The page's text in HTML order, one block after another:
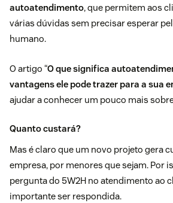
autoatendimento, que permitem aos
várias dúvidas sem precisar esperar
humano.
O artigo “O que significa
vantagens ele pode trazer para a sua
ajudar a conhecer um pouco mais
Quanto custará?
Mas é claro que um novo projeto gera
empresa, por menores que sejam. Por
pergunta do 5W2H no atendimento ao
importante ser respondida.